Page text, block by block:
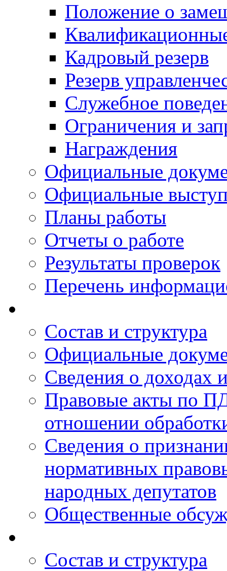
Положение о
Кадровый резерв
Резерв
Служебное
Ограничения и
Награждения
Официальные
Официальные
Планы работы
Отчеты о работе
Результаты проверок
Перечень
Состав и структура
Официальные
Сведения о доходах
Правовые акты по
отношении
Сведения о
нормативных
народных депутатов
Общественные
Состав и структура